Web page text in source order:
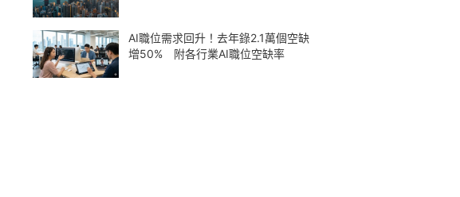
AI職位需求回升！去年錄2.1萬個空缺
增50% 附各行業AI職位空缺率